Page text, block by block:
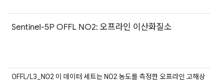
Sentinel-5P OFFL NO2: 오프라인 이산화질소
OFFL/L3_NO2 이 데이터 세트는 NO2 농도를 측정한 오프라인 고해상